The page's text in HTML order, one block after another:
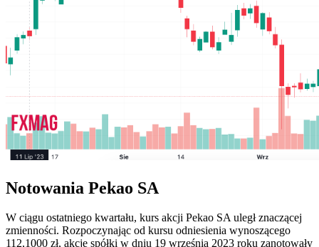
Notowania Pekao SA
W ciągu ostatniego kwartału, kurs akcji Pekao SA uległ znaczącej
zmienności. Rozpoczynając od kursu odniesienia wynoszącego
112,1000 zł, akcje spółki w dniu 19 września 2023 roku zanotowały